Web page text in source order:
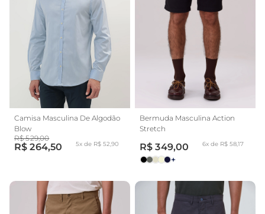
Camisa Masculina De Algodão
Blow
R$ 529,00
R$ 264,50 5x de R$ 52,90
Bermuda Masculina Action
Stretch
R$ 349,00 6x de R$ 58,17
+